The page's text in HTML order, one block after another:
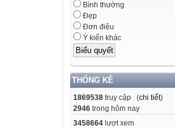
Bình thường
Đẹp
Đơn điệu
Ý kiến khác
THỐNG KÊ
1869538 truy cập (chi tiết)
2946 trong hôm nay
3458664 lượt xem